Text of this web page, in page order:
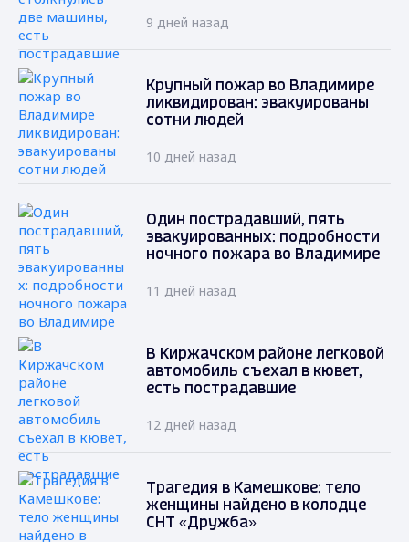
9 дней назад
Крупный пожар во Владимире
ликвидирован: эвакуированы
сотни людей
10 дней назад
Один пострадавший, пять
эвакуированных: подробности
ночного пожара во Владимире
11 дней назад
В Киржачском районе легковой
автомобиль съехал в кювет,
есть пострадавшие
12 дней назад
Трагедия в Камешкове: тело
женщины найдено в колодце
СНТ «Дружба»